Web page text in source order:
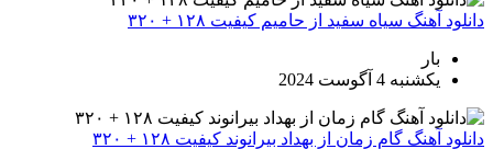
دانلود آهنگ سیاه سفید از حامیم کیفیت ۱۲۸ + ۳۲۰
بار
یکشنبه 4 آگوست 2024
دانلود آهنگ گام زمان از بهداد بیرانوند کیفیت ۱۲۸ + ۳۲۰